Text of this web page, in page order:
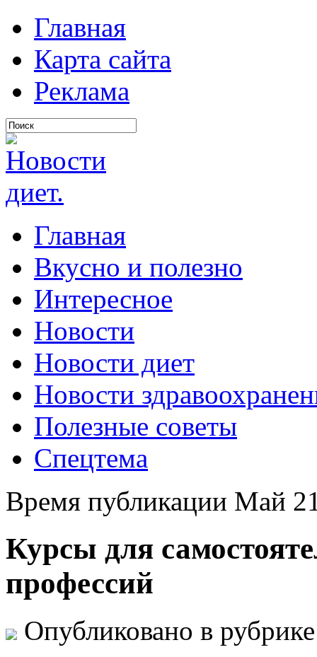
Главная
Карта сайта
Реклама
Главная
Вкусно и полезно
Интересное
Новости
Новости диет
Новости
Полезные советы
Спецтема
Время публикации Май
Курсы для
профессий
Опубликовано в